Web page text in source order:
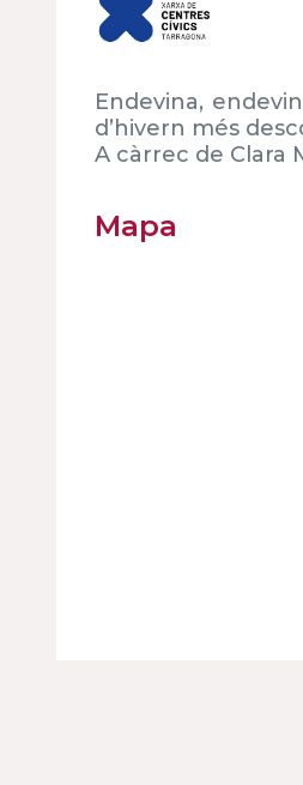
Endevina,
d’hivern més
A càrrec de Clara
Mapa